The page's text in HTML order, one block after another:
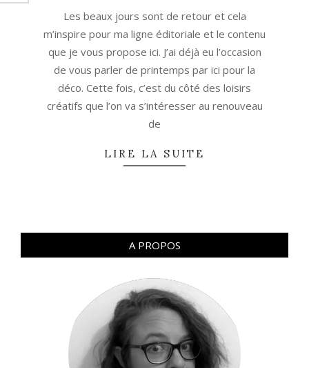
Les beaux jours sont de retour et cela
m’inspire pour ma ligne éditoriale et le contenu
que je vous propose ici. J’ai déjà eu l’occasion
de vous parler de printemps par ici pour la
déco. Cette fois, c’est du côté des loisirs
créatifs que l’on va s’intéresser au renouveau
de
LIRE LA SUITE
A PROPOS